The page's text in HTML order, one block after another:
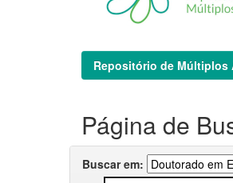
Repositório de Múltiplos
Página de
Buscar em: